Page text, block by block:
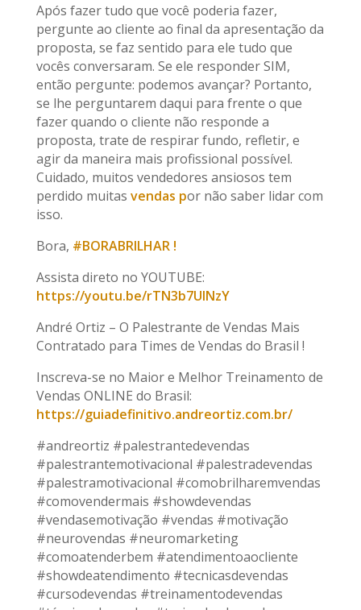
Após fazer tudo que você poderia fazer,
pergunte ao cliente ao final da apresentação da
proposta, se faz sentido para ele tudo que
vocês conversaram. Se ele responder SIM,
então pergunte: podemos avançar? Portanto,
se lhe perguntarem daqui para frente o que
fazer quando o cliente não responde a
proposta, trate de respirar fundo, refletir, e
agir da maneira mais profissional possível.
Cuidado, muitos vendedores ansiosos tem
perdido muitas vendas por não saber lidar com
isso.
Bora, #BORABRILHAR !
Assista direto no YOUTUBE:
https://youtu.be/rTN3b7UlNzY
André Ortiz – O Palestrante de Vendas Mais
Contratado para Times de Vendas do Brasil !
Inscreva-se no Maior e Melhor Treinamento de
Vendas ONLINE do Brasil:
https://guiadefinitivo.andreortiz.com.br/
#andreortiz #palestrantedevendas
#palestrantemotivacional #palestradevendas
#palestramotivacional #comobrilharemvendas
#comovendermais #showdevendas
#vendasemotivação #vendas #motivação
#neurovendas #neuromarketing
#comoatenderbem #atendimentoaocliente
#showdeatendimento #tecnicasdevendas
#cursodevendas #treinamentodevendas